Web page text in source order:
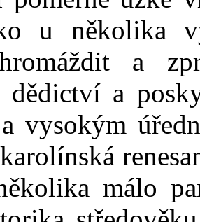
u několika
a
dědictví a
vysokým
málo